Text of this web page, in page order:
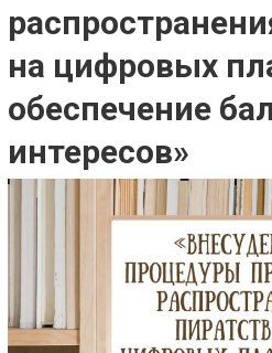
на цифровых
обеспечение
интересов»